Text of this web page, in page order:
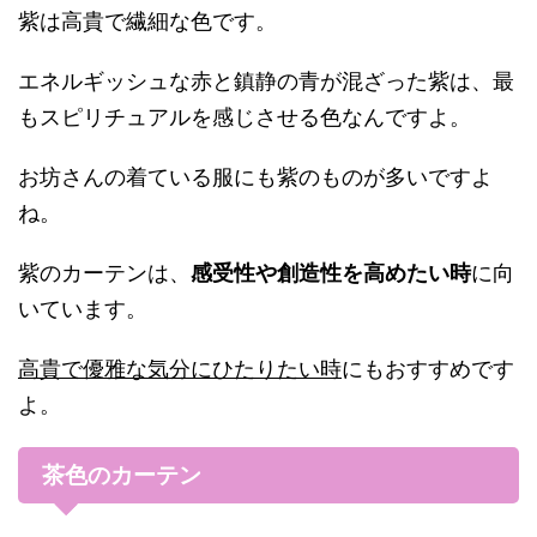
紫は高貴で繊細な色です。
エネルギッシュな赤と鎮静の青が混ざった紫は、最
もスピリチュアルを感じさせる色なんですよ。
お坊さんの着ている服にも紫のものが多いですよ
ね。
紫のカーテンは、 感受性や創造性を高めたい時に向
いています。
高貴で優雅な気分にひたりたい時にもおすすめです
よ。
茶色のカーテン